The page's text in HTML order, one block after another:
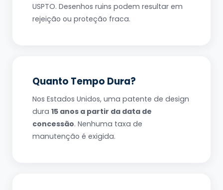
USPTO. Desenhos ruins podem resultar em
rejeição ou proteção fraca.
Quanto Tempo Dura?
Nos Estados Unidos, uma patente de design
dura 15 anos a partir da data de
concessão. Nenhuma taxa de
manutenção é exigida.